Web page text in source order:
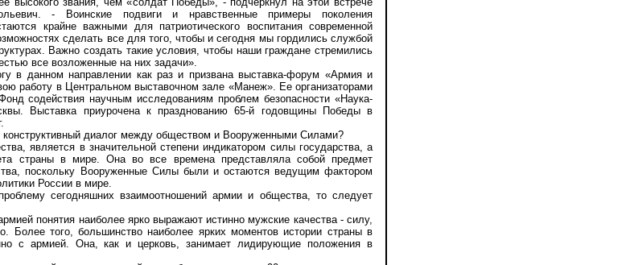
- Воинские подвиги и нравственные примеры поколения
крайне важными для патриотического воспитания современной
сделать все для того, чтобы и сегодня мы гордились службой
Важно создать такие условия, чтобы наши граждане стремились
все возложенные на них задачи».
в данном направлении как раз и призвана выставка-форум «Армия и
работу в Центральном выставочном зале «Манеж». Ее организаторами
содействия научным исследованиям проблем безопасности «Наука-
Выставка приурочена к празднованию 65-й годовщины Победы в
диалог между обществом и Вооруженными Силами?
является в значительной степени индикатором силы государства, а
страны в мире. Она во все времена представляла собой предмет
поскольку Вооруженные Силы были и остаются ведущим фактором
России в мире.
сегодняшних взаимоотношений армии и общества, то следует
понятия наиболее ярко выражают истинно мужские качества - силу,
Более того, большинство наиболее ярких моментов истории страны в
с армией. Она, как и церковь, занимает лидирующие положения в